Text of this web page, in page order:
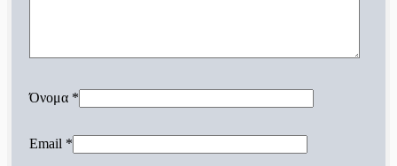
Όνομα *
Email *